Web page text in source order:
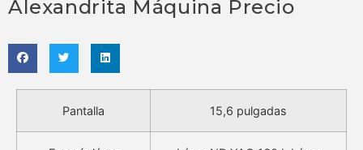
Alexandrita Máquina Precio
Pantalla 15,6 pulgadas